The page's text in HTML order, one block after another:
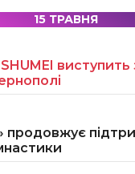
15 ТРАВНЯ
продовжує